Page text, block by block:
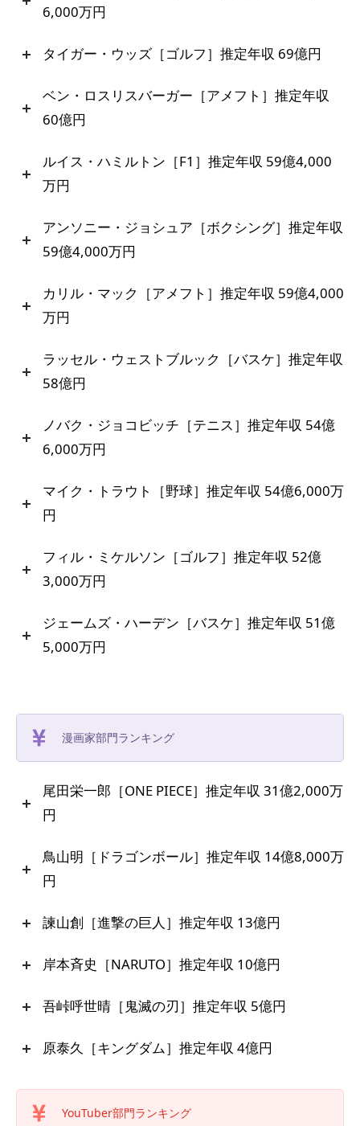
6,000万円
タイガー・ウッズ［ゴルフ］推定年収 69億円
ベン・ロスリスバーガー［アメフト］推定年収
60億円
ルイス・ハミルトン［F1］推定年収 59億4,000
万円
アンソニー・ジョシュア［ボクシング］推定年収
59億4,000万円
カリル・マック［アメフト］推定年収 59億4,000
万円
ラッセル・ウェストブルック［バスケ］推定年収
58億円
ノバク・ジョコビッチ［テニス］推定年収 54億
6,000万円
マイク・トラウト［野球］推定年収 54億6,000万
円
フィル・ミケルソン［ゴルフ］推定年収 52億
3,000万円
ジェームズ・ハーデン［バスケ］推定年収 51億
5,000万円
漫画家部門ランキング
尾田栄一郎［ONE PIECE］推定年収 31億2,000万
円
鳥山明［ドラゴンボール］推定年収 14億8,000万
円
諫山創［進撃の巨人］推定年収 13億円
岸本斉史［NARUTO］推定年収 10億円
吾峠呼世晴［鬼滅の刃］推定年収 5億円
原泰久［キングダム］推定年収 4億円
YouTuber部門ランキング